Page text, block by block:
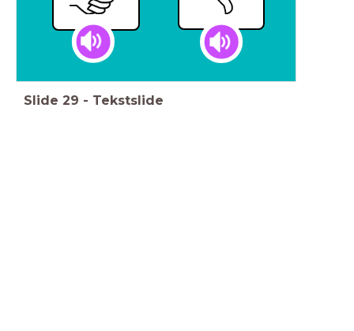
Slide 29 - Tekstslide